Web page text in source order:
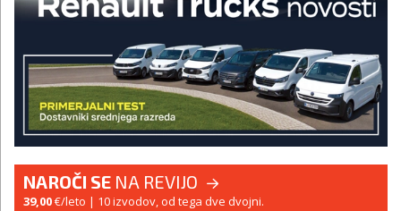
NAROČI SE NA REVIJO
39,00€/leto | 10 izvodov, od tega dve dvojni.